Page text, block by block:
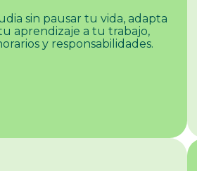
sin pausar tu vida, adapta
aprendizaje a tu trabajo,
y responsabilidades.